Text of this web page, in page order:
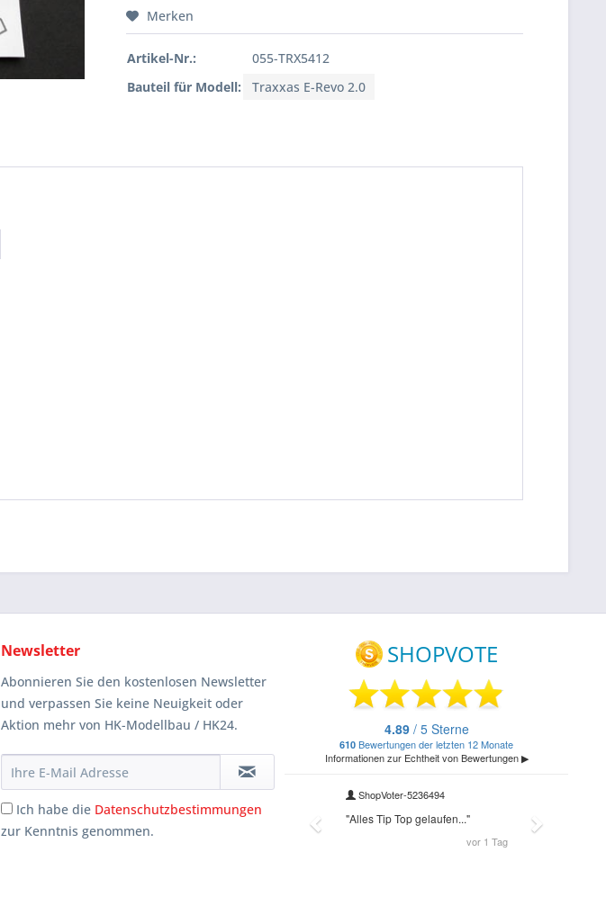
Merken
Artikel-Nr.:
055-TRX5412
Bauteil für Modell:
Traxxas E-Revo 2.0
Newsletter
Abonnieren Sie den kostenlosen Newsletter
und verpassen Sie keine Neuigkeit oder
Aktion mehr von HK-Modellbau / HK24.
Ich habe die Datenschutzbestimmungen
zur Kenntnis genommen.